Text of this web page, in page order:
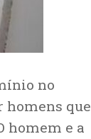
no
homens que
homem e a